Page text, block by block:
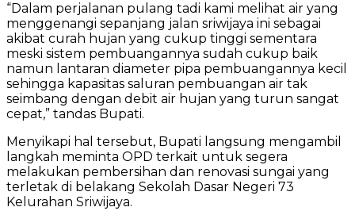
“Dalam perjalanan pulang tadi kami melihat air yang
menggenangi sepanjang jalan sriwijaya ini sebagai
akibat curah hujan yang cukup tinggi sementara
meski sistem pembuangannya sudah cukup baik
namun lantaran diameter pipa pembuangannya kecil
sehingga kapasitas saluran pembuangan air tak
seimbang dengan debit air hujan yang turun sangat
cepat,” tandas Bupati.
Menyikapi hal tersebut, Bupati langsung mengambil
langkah meminta OPD terkait untuk segera
melakukan pembersihan dan renovasi sungai yang
terletak di belakang Sekolah Dasar Negeri 73
Kelurahan Sriwijaya.